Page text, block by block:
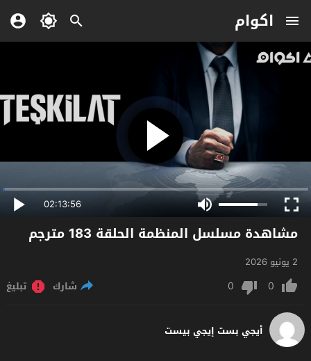
اكوام
02:13:56
مشاهدة مسلسل المنظمة الحلقة 183 مترجم
2 يونيو 2026
0
0 شارك تبليغ
أيجي بست إيجي بيست